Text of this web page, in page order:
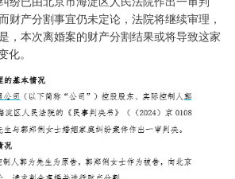
财产分割事宜仍未定论，法院将继续审理，
，本次离婚案的财产分割结果或将导致这家
。